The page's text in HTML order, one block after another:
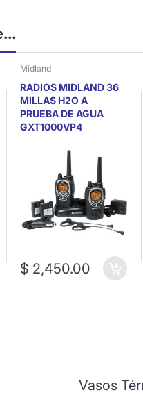
Midland
RADIOS MIDLAND 36
MILLAS H2O A
PRUEBA DE AGUA
GXT1000VP4
$ 2,450.00
Vasos